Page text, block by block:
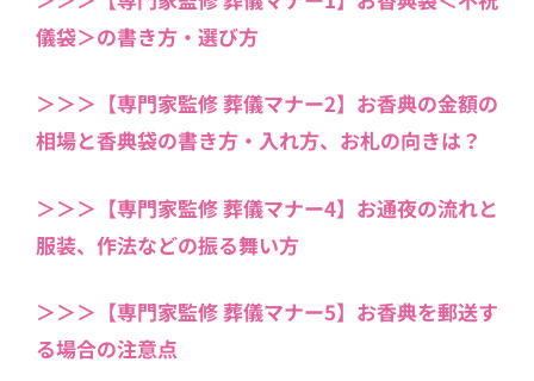
儀袋＞の書き方・選び方
＞＞＞【専門家監修 葬儀マナー2】お香典の金額の
相場と香典袋の書き方・入れ方、お札の向きは？
＞＞＞【専門家監修 葬儀マナー4】お通夜の流れと
服装、作法などの振る舞い方
＞＞＞【専門家監修 葬儀マナー5】お香典を郵送す
る場合の注意点